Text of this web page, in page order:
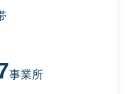
事業所